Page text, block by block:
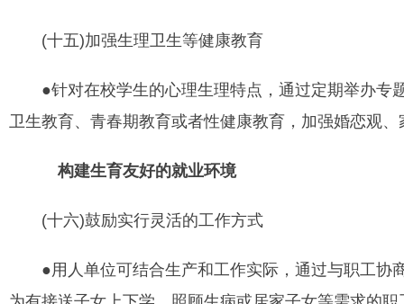
(十五)加强生理卫生等健康教育
●针对在校学生的心理生理特点，通过定期举办专
卫生教育、青春期教育或者性健康教育，加强婚恋观
构建生育友好的就业环境
(十六)鼓励实行灵活的工作方式
●用人单位可结合生产和工作实际，通过与职工协